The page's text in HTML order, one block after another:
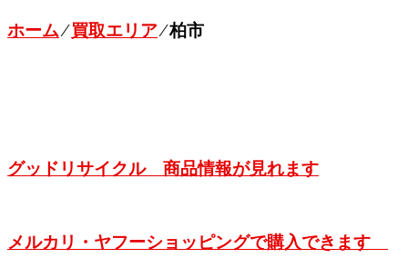
ホーム⁄買取エリア⁄柏市
グッドリサイクル 商品情報が見れます
メルカリ・ヤフーショッピングで購入できます